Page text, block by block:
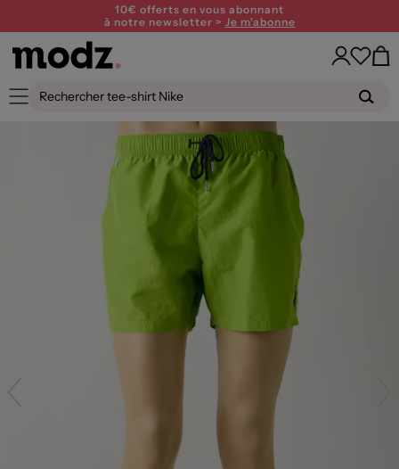
10€ offerts en vous abonnant
à notre newsletter > Je m'abonne